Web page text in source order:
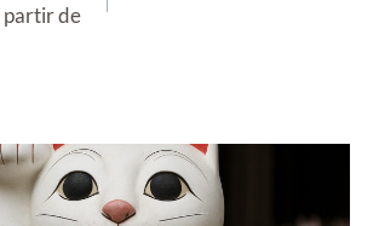
partir de